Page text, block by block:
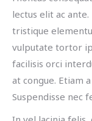
lectus elit ac
tristique
vulputate tortor
facilisis orci
at congue. Etiam
Suspendisse nec